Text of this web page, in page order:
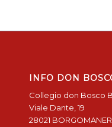
INFO DON
Collegio don Bosco
Viale Dante, 19
28021